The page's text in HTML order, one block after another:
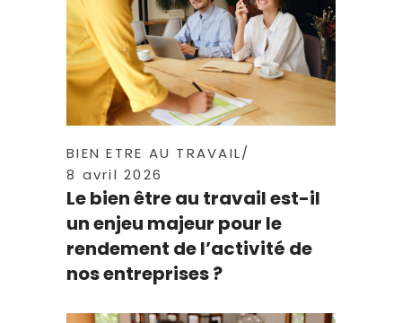
BIEN ETRE AU TRAVAIL
8 avril 2026
Le bien être au travail est-il
un enjeu majeur pour le
rendement de l’activité de
nos entreprises ?